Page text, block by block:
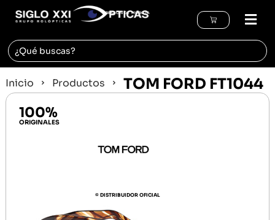
REGIÓN DE MURCIA
Inicio Productos TOM FORD FT1044
100%
ORIGINALES
© DISTRIBUIDOR OFICIAL